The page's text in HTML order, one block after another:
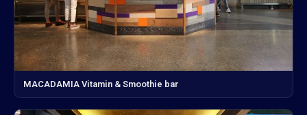
MACADAMIA Vitamin & Smoothie bar